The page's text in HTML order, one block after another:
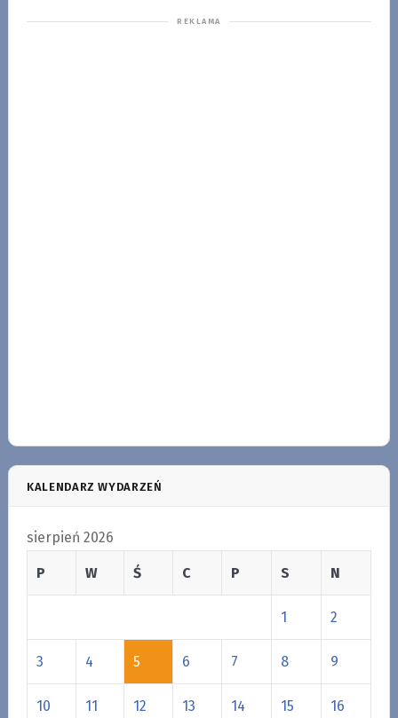
KALENDARZ WYDARZEŃ
sierpień 2026
P W Ś C P S N
1 2
3 4 5 6 7 8 9
10 11 12 13 14 15 16